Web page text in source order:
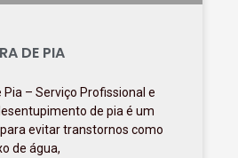
DE PIA
Pia – Serviço Profissional e
de pia é um
evitar transtornos como
de água,